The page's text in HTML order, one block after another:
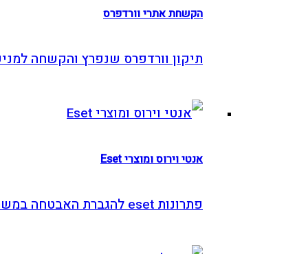
הקשחת אתרי וורדפרס
תיקון וורדפרס שנפרץ והקשחה למניעה
אנטי וירוס ומוצרי Eset
פתרונות eset להגברת האבטחה במשרד